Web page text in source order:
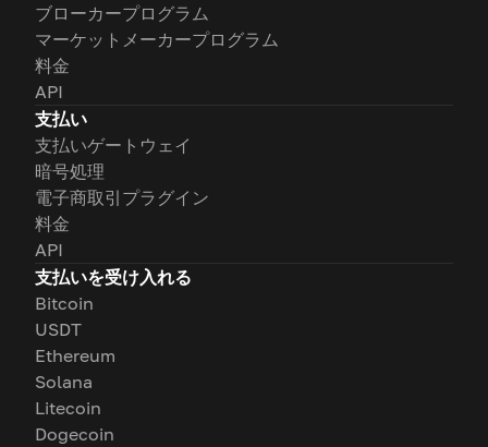
ブローカープログラム
マーケットメーカープログラム
料金
API
支払い
支払いゲートウェイ
暗号処理
電子商取引プラグイン
料金
API
支払いを受け入れる
Bitcoin
USDT
Ethereum
Solana
Litecoin
Dogecoin